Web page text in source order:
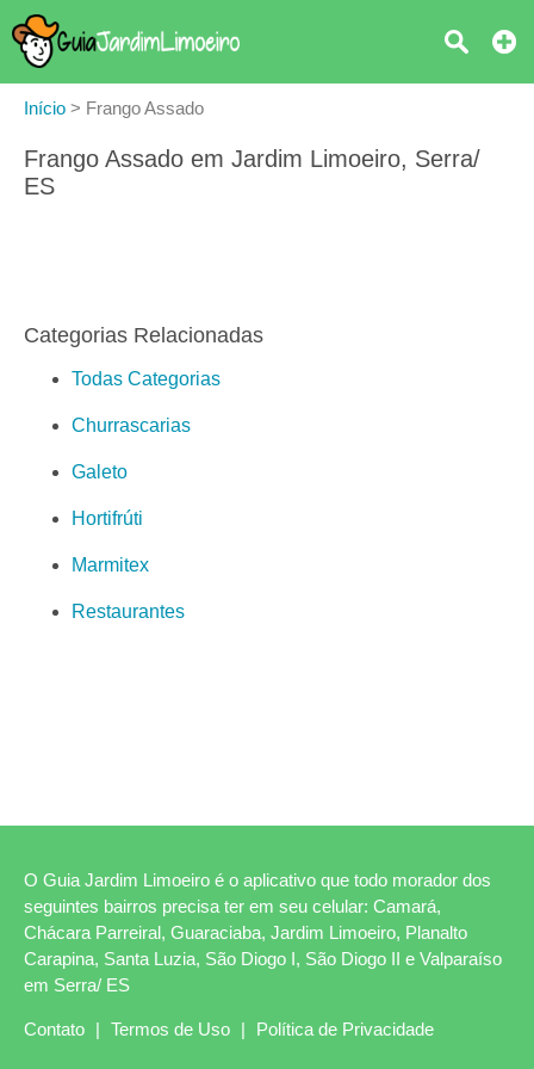
Início > Frango Assado
Frango Assado em Jardim Limoeiro, Serra/
ES
Categorias Relacionadas
Todas Categorias
Churrascarias
Galeto
Hortifrúti
Marmitex
Restaurantes
O Guia Jardim Limoeiro é o aplicativo que todo morador dos
seguintes bairros precisa ter em seu celular: Camará,
Chácara Parreiral, Guaraciaba, Jardim Limoeiro, Planalto
Carapina, Santa Luzia, São Diogo I, São Diogo II e Valparaíso
em Serra/ ES
Contato | Termos de Uso | Política de Privacidade